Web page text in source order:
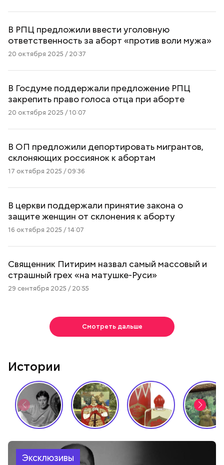
В РПЦ предложили ввести уголовную
ответственность за аборт «против воли мужа»
20 октября 2025 / 20:37
В Госдуме поддержали предложение РПЦ
закрепить право голоса отца при аборте
20 октября 2025 / 10:07
В ОП предложили депортировать мигрантов,
склоняющих россиянок к абортам
17 октября 2025 / 09:36
В церкви поддержали принятие закона о
защите женщин от склонения к аборту
16 октября 2025 / 14:07
Священник Питирим назвал самый массовый и
страшный грех «на матушке-Руси»
29 сентября 2025 / 20:55
Смотреть дальше
Истории
Эксклюзивы